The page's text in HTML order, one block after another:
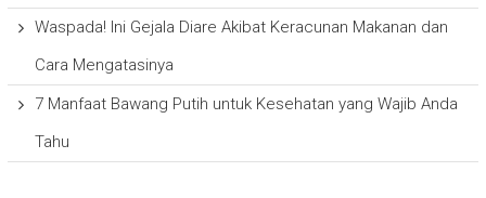
Waspada! Ini Gejala Diare Akibat Keracunan Makanan dan
Cara Mengatasinya
7 Manfaat Bawang Putih untuk Kesehatan yang Wajib Anda
Tahu